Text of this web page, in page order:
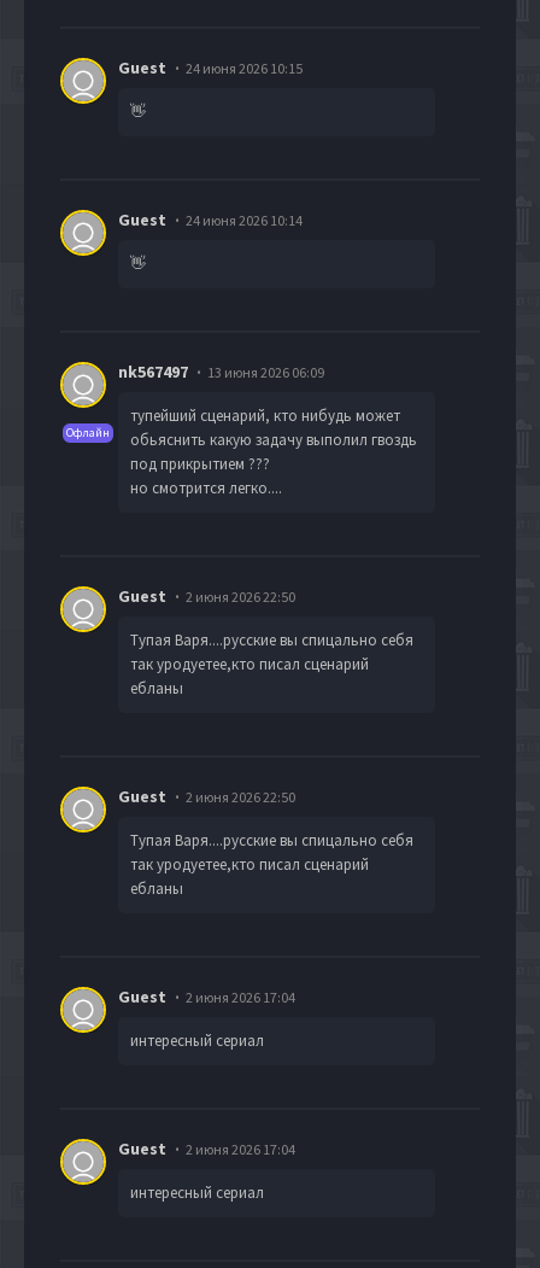
Guest 24 июня 2026 10:15
👋
Guest 24 июня 2026 10:14
👋
Офлайн
nk567497 13 июня 2026 06:09
тупейший сценарий, кто нибудь может
обьяснить какую задачу выполил гвоздь
под прикрытием ???
но смотрится легко....
Guest 2 июня 2026 22:50
Тупая Варя....русские вы спицально себя
так уродуетее,кто писал сценарий
ебланы
Guest 2 июня 2026 22:50
Тупая Варя....русские вы спицально себя
так уродуетее,кто писал сценарий
ебланы
Guest 2 июня 2026 17:04
интересный сериал
Guest 2 июня 2026 17:04
интересный сериал